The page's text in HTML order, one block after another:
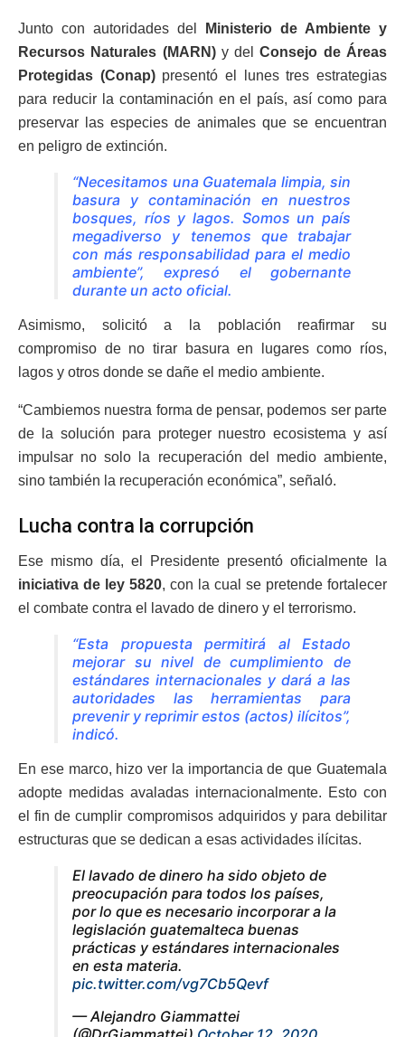
Junto con autoridades del
Ministerio de Ambiente y
Recursos Naturales (MARN)y delConsejo de Áreas
Protegidas (Conap) presentó el lunes tres estrategias
para reducir la contaminación en el país, así como para
preservar las especies de animales que se encuentran
en peligro de extinción.
“Necesitamos una Guatemala limpia, sin
basura y contaminación en nuestros
bosques, ríos y lagos. Somos un país
megadiverso y tenemos que trabajar
con más responsabilidad para el medio
ambiente”, expresó el gobernante
durante un acto oficial.
Asimismo, solicitó a la población reafirmar su
compromiso de no tirar basura en lugares como ríos,
lagos y otros donde se dañe el medio ambiente.
“Cambiemos nuestra forma de pensar, podemos ser parte
de la solución para proteger nuestro ecosistema y así
impulsar no solo la recuperación del medio ambiente,
sino también la recuperación económica”, señaló.
Lucha contra la corrupción
Ese mismo día, el Presidente presentó oficialmente la
iniciativa de ley 5820, con la cual se pretende fortalecer
el combate contra el lavado de dinero y el terrorismo.
“Esta propuesta permitirá al Estado
mejorar su nivel de cumplimiento de
estándares internacionales y dará a las
autoridades las herramientas para
prevenir y reprimir estos (actos) ilícitos”,
indicó.
En ese marco, hizo ver la importancia de que Guatemala
adopte medidas avaladas internacionalmente. Esto con
el fin de cumplir compromisos adquiridos y para debilitar
estructuras que se dedican a esas actividades ilícitas.
El lavado de dinero ha sido objeto de
preocupación para todos los países,
por lo que es necesario incorporar a la
legislación guatemalteca buenas
prácticas y estándares internacionales
en esta materia.
pic.twitter.com/vg7Cb5Qevf
— Alejandro Giammattei